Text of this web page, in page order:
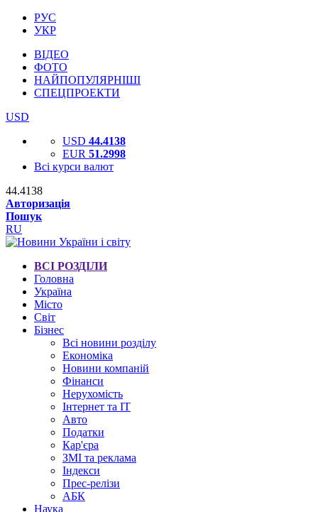
РУС
УКР
ВІДЕО
ФОТО
НАЙПОПУЛЯРНІШІ
СПЕЦПРОЕКТИ
USD
USD 44.4138
EUR 51.2998
Всі курси валют
44.4138
Авторизація
Пошук
RU
ВСІ РОЗДІЛИ
Головна
Україна
Місто
Світ
Бізнес
Всі новини розділу
Економіка
Новини компаній
Фінанси
Нерухомість
Інтернет та IT
Авто
Податки
Кар'єра
ЗМІ та реклама
Індекси
Прес-релізи
АБК
Наука